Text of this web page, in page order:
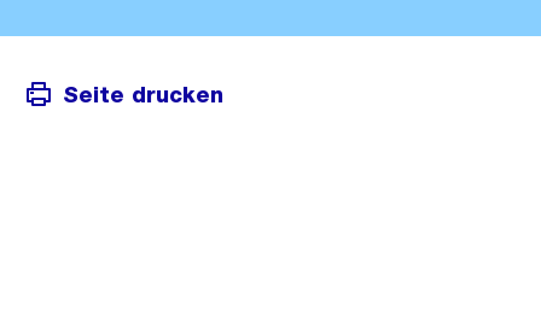
Seite drucken